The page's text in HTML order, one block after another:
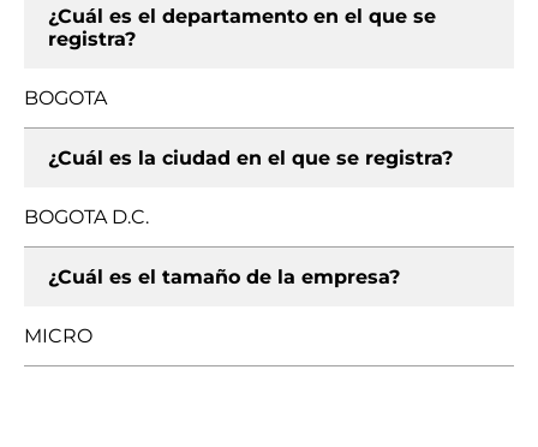
¿Cuál es el departamento en el que se
registra?
BOGOTA
¿Cuál es la ciudad en el que se registra?
BOGOTA D.C.
¿Cuál es el tamaño de la empresa?
MICRO